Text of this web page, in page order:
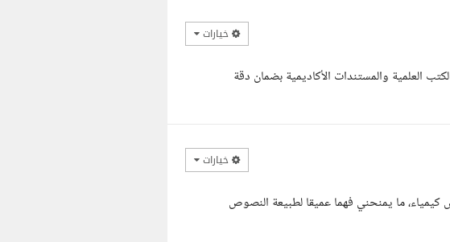
خيارات
العلمية والمستندات الأكاديمية بضمان دقة
خيارات
ما يمنحني فهما عميقا لطبيعة النصوص